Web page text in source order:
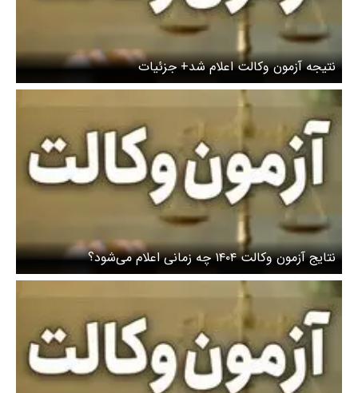
نتیجه آزمون وکالت اعلام شد+ جزئیات
نتایج آزمون وکالت ۱۴۰۴ چه زمانی اعلام می‌شود؟